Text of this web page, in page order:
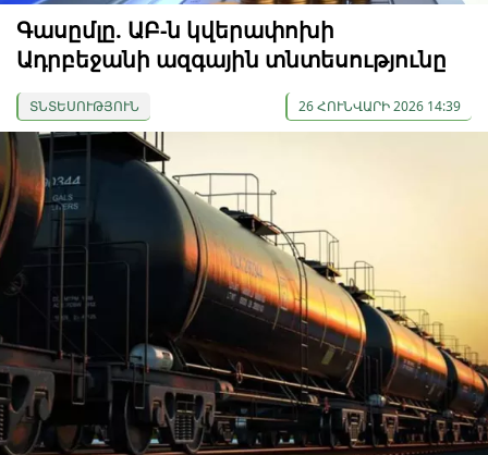
Գասըմլը. ԱԲ-ն կվերափոխի
Ադրբեջանի ազգային տնտեսությունը
ՏՆՏԵՍՈՒԹՅՈՒՆ 26 ՀՈՒՆՎԱՐԻ 2026 14:39